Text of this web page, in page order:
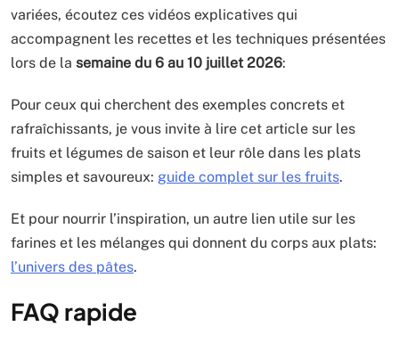
variées, écoutez ces vidéos explicatives qui
accompagnent les recettes et les techniques présentées
lors de la semaine du 6 au 10 juillet 2026:
Pour ceux qui cherchent des exemples concrets et
rafraîchissants, je vous invite à lire cet article sur les
fruits et légumes de saison et leur rôle dans les plats
simples et savoureux: guide complet sur les fruits.
Et pour nourrir l’inspiration, un autre lien utile sur les
farines et les mélanges qui donnent du corps aux plats:
l’univers des pâtes.
FAQ rapide